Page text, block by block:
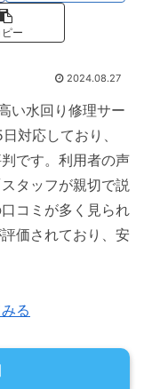
ピー
2024.08.27
い水回り修理サー
対応しており、
です。利用者の声
タッフが親切で説
コミが多く見られ
価されており、安
る